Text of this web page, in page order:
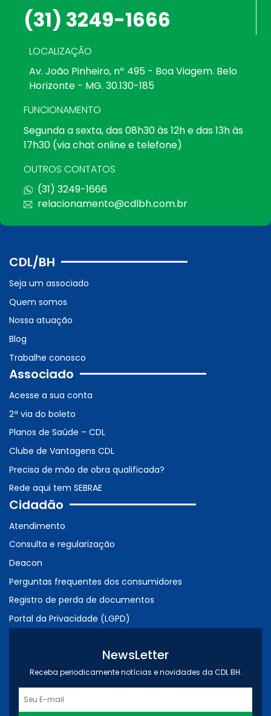
(31) 3249-1666
LOCALIZAÇÃO
Av. João Pinheiro, nº 495 - Boa Viagem. Belo
Horizonte - MG. 30.130-185
FUNCIONAMENTO
Segunda a sexta, das 08h30 às 12h e das 13h às
17h30 (via chat online e telefone)
OUTROS CONTATOS
(31) 3249-1666
relacionamento@cdlbh.com.br
CDL/BH
Seja um associado
Quem somos
Nossa atuação
Blog
Trabalhe conosco
Associado
Acesse a sua conta
2ª via do boleto
Planos de Saúde – CDL
Clube de Vantagens CDL
Precisa de mão de obra qualificada?
Rede aqui tem SEBRAE
Cidadão
Atendimento
Consulta e regularização
Deacon
Perguntas frequentes dos consumidores
Registro de perda de documentos
Portal da Privacidade (LGPD)
NewsLetter
Receba periodicamente notícias e novidades da CDL BH.